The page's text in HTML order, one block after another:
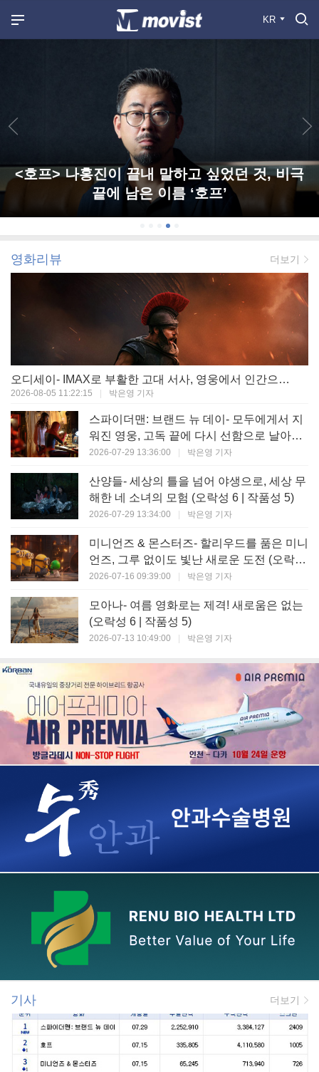
KR
<호프> 나홍진이 끝내 말하고 싶었던 것, 비극
끝에 남은 이름 ‘호프’
영화리뷰 더보기
오디세이- IMAX로 부활한 고대 서사, 영웅에서 인간으로의 귀환 (오락성 9 | 작품성 9)
2026-08-05 11:22:15 박은영 기자
스파이더맨: 브랜드 뉴 데이- 모두에게서 지
워진 영웅, 고독 끝에 다시 선함으로 날아오
르다 (오락성 8 | 작품성 8)
2026-07-29 13:36:00 박은영 기자
산양들- 세상의 틀을 넘어 야생으로, 세상 무
해한 네 소녀의 모험 (오락성 6 | 작품성 5)
2026-07-29 13:34:00 박은영 기자
미니언즈 & 몬스터즈- 할리우드를 품은 미니
언즈, 그루 없이도 빛난 새로운 도전 (오락성
7 | 작품성 6)
2026-07-16 09:39:00 박은영 기자
모아나- 여름 영화로는 제격! 새로움은 없는
(오락성 6 | 작품성 5)
2026-07-13 10:49:00 박은영 기자
기사 더보기